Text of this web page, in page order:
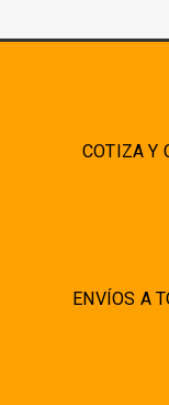
COTIZA Y
ENVÍOS A